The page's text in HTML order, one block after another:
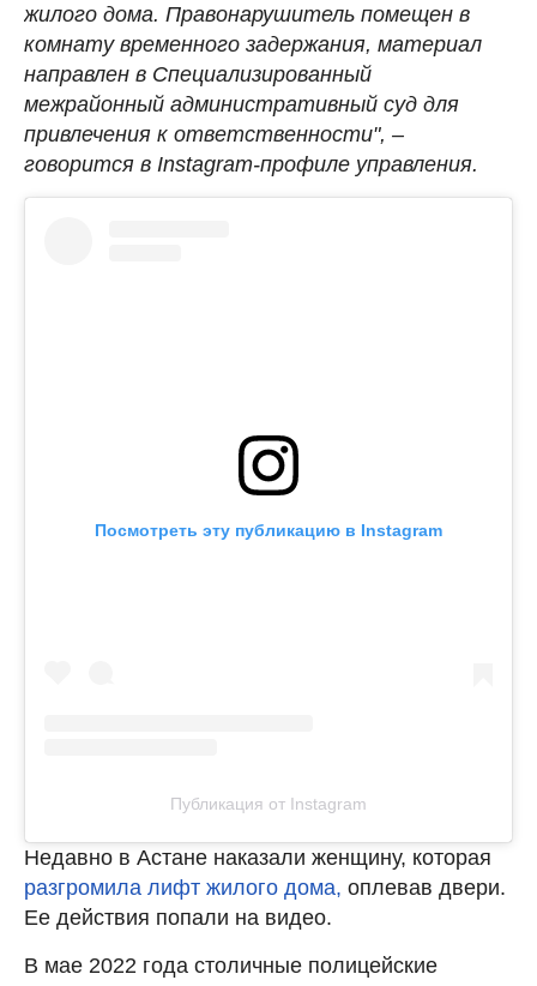
жилого дома. Правонарушитель помещен в
комнату временного задержания, материал
направлен в Специализированный
межрайонный административный суд для
привлечения к ответственности", –
говорится в Instagram-профиле управления.
Посмотреть эту публикацию в Instagram
Публикация от Instagram
Недавно в Астане наказали женщину, которая
разгромила лифт жилого дома, оплевав двери.
Ее действия попали на видео.
В мае 2022 года столичные полицейские